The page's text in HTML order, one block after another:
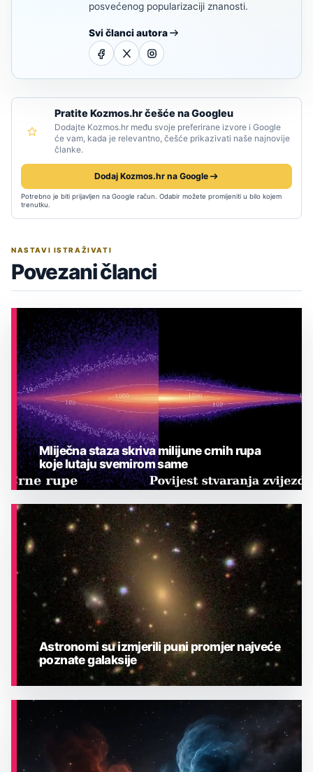
posvećenog popularizaciji znanosti.
Svi članci autora
Pratite Kozmos.hr češće na Googleu
Dodajte Kozmos.hr među svoje preferirane izvore i Google
će vam, kada je relevantno, češće prikazivati naše najnovije
članke.
Dodaj Kozmos.hr na Google
Potrebno je biti prijavljen na Google račun. Odabir možete promijeniti u bilo kojem
trenutku.
NASTAVI ISTRAŽIVATI
Povezani članci
ASTRONOMIJA
Mliječna staza skriva milijune crnih rupa
koje lutaju svemirom same
ASTRONOMIJA
Astronomi su izmjerili puni promjer najveće
poznate galaksije